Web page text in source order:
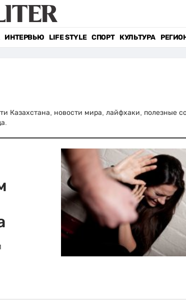
ИНТЕРВЬЮ LIFE STYLE СПОРТ КУЛЬТУРА
Казахстана, новости мира, лайфхаки, полезные